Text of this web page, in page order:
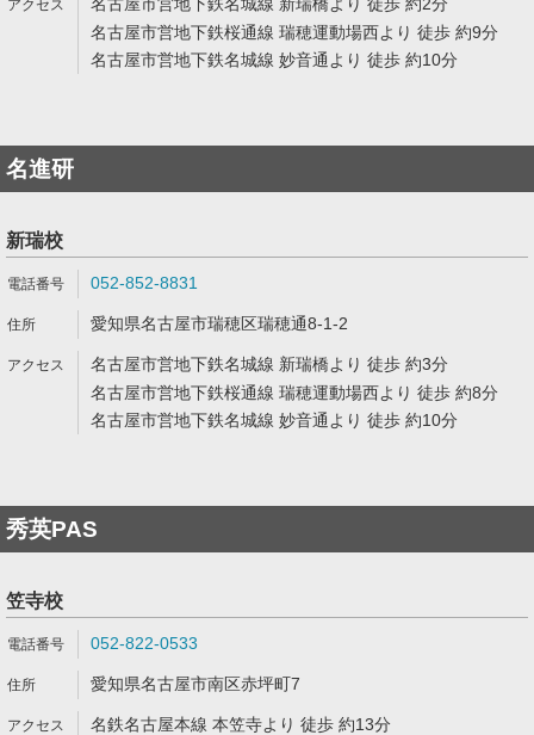
名古屋市営地下鉄桜通線 瑞穂運動場西より 徒歩 約9分
名古屋市営地下鉄名城線 妙音通より 徒歩 約10分
名進研
新瑞校
052-852-8831
愛知県名古屋市瑞穂区瑞穂通8-1-2
名古屋市営地下鉄名城線 新瑞橋より 徒歩 約3分
名古屋市営地下鉄桜通線 瑞穂運動場西より 徒歩 約8分
名古屋市営地下鉄名城線 妙音通より 徒歩 約10分
秀英PAS
笠寺校
052-822-0533
愛知県名古屋市南区赤坪町7
名鉄名古屋本線 本笠寺より 徒歩 約13分